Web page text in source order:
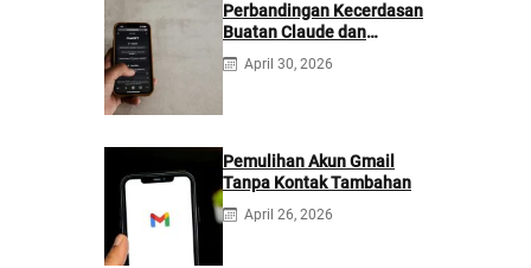
Perbandingan Kecerdasan
Buatan Claude dan
ChatGPT: Mana yang
Lebih Baik?
April 30, 2026
Pemulihan Akun Gmail
Tanpa Kontak Tambahan
April 26, 2026